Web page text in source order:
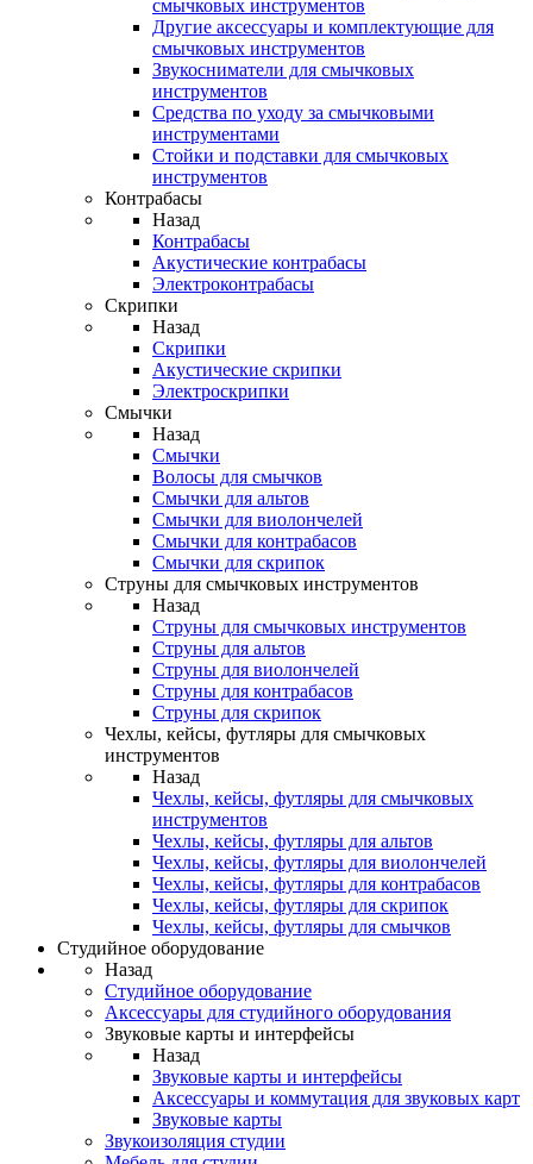
смычковых инструментов
Другие аксессуары и комплектующие для
смычковых инструментов
Звукосниматели для смычковых
инструментов
Средства по уходу за смычковыми
инструментами
Стойки и подставки для смычковых
инструментов
Контрабасы
Назад
Контрабасы
Акустические контрабасы
Электроконтрабасы
Скрипки
Назад
Скрипки
Акустические скрипки
Электроскрипки
Смычки
Назад
Смычки
Волосы для смычков
Смычки для альтов
Смычки для виолончелей
Смычки для контрабасов
Смычки для скрипок
Струны для смычковых инструментов
Назад
Струны для смычковых инструментов
Струны для альтов
Струны для виолончелей
Струны для контрабасов
Струны для скрипок
Чехлы, кейсы, футляры для смычковых
инструментов
Назад
Чехлы, кейсы, футляры для смычковых
инструментов
Чехлы, кейсы, футляры для альтов
Чехлы, кейсы, футляры для виолончелей
Чехлы, кейсы, футляры для контрабасов
Чехлы, кейсы, футляры для скрипок
Чехлы, кейсы, футляры для смычков
Студийное оборудование
Назад
Студийное оборудование
Аксессуары для студийного оборудования
Звуковые карты и интерфейсы
Назад
Звуковые карты и интерфейсы
Аксессуары и коммутация для звуковых карт
Звуковые карты
Звукоизоляция студии